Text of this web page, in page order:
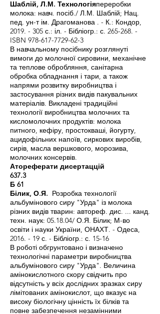
Шаблій, Л.М. Технологіяпереробки
молока: навч. посіб./ Л.М. Шаблій; Нац.
пед. ун-т ім. Драгоманова . - К.: Кондор,
2019. - 305 с.: іл. - Бібліогр.: с. 265-268. -
ISBN 978-617-7729-62-3
В навчальному посібнику розглянуті
вимоги до молочної сировини, механічне
та теплове обробляння, санітарна
обробка обладнання і тари, а також
напрями розвитку виробництва і
застосування різних видів пакувальних
матеріалів. Викладені традиційні
технології виробництва молочних та
кисломолочних продуктів: молока
питного, кефіру, простокваші, йогурту,
ацидофільних напоїв, сиркових виробів,
сирів, масла вершкового, морозива,
молочних консервів.
Атореферати дисертаццій
637.3
Б 61
Білик, О.Я. Розробка технології
альбумінового сиру "Урда" із молока
різних видів тварин: автореф. дис. ... канд.
техн. наук: 05.18.04/ О.Я. Білик; М-во
освіти і науки України, ОНАХТ. - Одеса,
2016. - 19 с. - Бібліогр.: с. 15-16
В роботі обгрунтовано і визначено
технологічні параметри виробництва
альбумінового сиру "Урда". Величина
амінокислотного скору свідчить про
відсутність у всіх дослідних зразках сиру
лімітованих амінокислот, що вказує на
високу біологічну цінність їх білків та
повне забезпечення незамінними